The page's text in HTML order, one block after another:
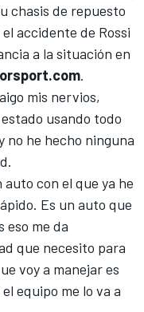
chasis de repuesto
accidente de Rossi
a la situación en
.
mis nervios,
usando todo
no he hecho ninguna
auto con el que ya he
Es un auto que
eso me da
que necesito para
voy a manejar es
equipo me lo va a